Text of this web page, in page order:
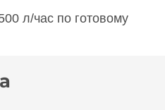
л/час по готовому